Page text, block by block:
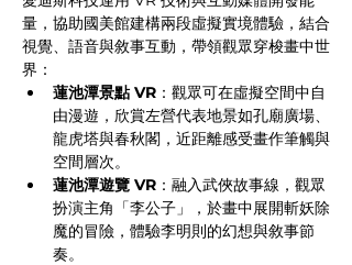
量，協助國美館建構兩段虛擬實境體驗，結合
視覺、語音與敘事互動，帶領觀眾穿梭畫中世
界：
蓮池潭景點 VR ：觀眾可在虛擬空間中自
由漫遊，欣賞左營代表地景如孔廟廣場、
龍虎塔與春秋閣，近距離感受畫作筆觸與
空間層次。
蓮池潭遊覽 VR ：融入武俠故事線，觀眾
扮演主角「李公子」，於畫中展開斬妖除
魔的冒險，體驗李明則的幻想與敘事節
奏。